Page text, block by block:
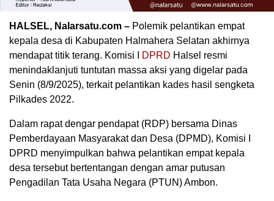
HALSEL, Nalarsatu.com – Polemik pelantikan empat
kepala desa di Kabupaten Halmahera Selatan akhirnya
mendapat titik terang. Komisi I
DPRD Halsel resmi
menindaklanjuti tuntutan massa aksi yang digelar pada
Senin (8/9/2025), terkait pelantikan kades hasil sengketa
Pilkades 2022.
Dalam rapat dengar pendapat (RDP) bersama Dinas
Pemberdayaan Masyarakat dan Desa (DPMD), Komisi I
DPRD menyimpulkan bahwa pelantikan empat kepala
desa tersebut bertentangan dengan amar putusan
Pengadilan Tata Usaha Negara (PTUN) Ambon.